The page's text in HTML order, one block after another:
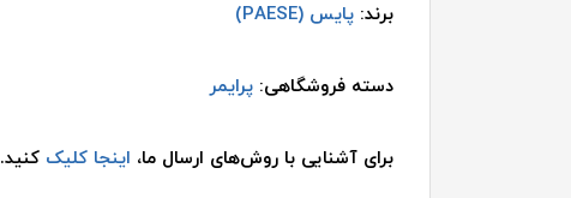
برند: پایس (PAESE)
دسته فروشگاهی: پرایمر
برای آشنایی با روش‌های ارسال ما، اینجا کلیک کنید.